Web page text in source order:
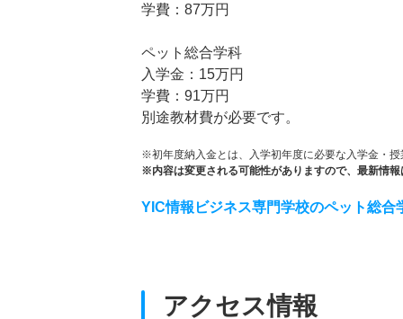
学費：87万円
ペット総合学科
入学金：15万円
学費：91万円
別途教材費が必要です。
※初年度納入金とは、入学初年度に必要な入学金・
※内容は変更される可能性がありますので、最新情報
YIC情報ビジネス専門学校のペット総合
アクセス情報